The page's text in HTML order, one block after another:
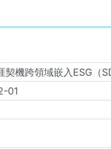
契機跨領域嵌入ESG（
01